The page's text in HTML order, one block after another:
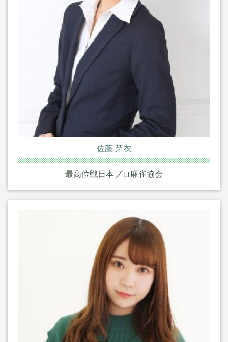
佐藤 芽衣
最高位戦日本プロ麻雀協会